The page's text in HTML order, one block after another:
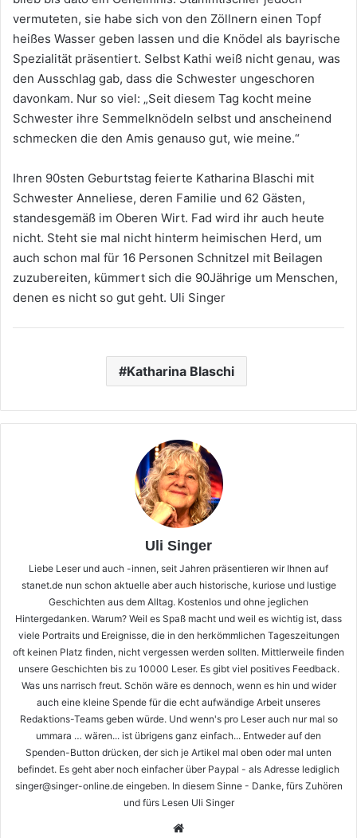
vermuteten, sie habe sich von den Zöllnern einen Topf
heißes Wasser geben lassen und die Knödel als bayrische
Spezialität präsentiert. Selbst Kathi weiß nicht genau, was
den Ausschlag gab, dass die Schwester ungeschoren
davonkam. Nur so viel: „Seit diesem Tag kocht meine
Schwester ihre Semmelknödeln selbst und anscheinend
schmecken die den Amis genauso gut, wie meine.“
Ihren 90sten Geburtstag feierte Katharina Blaschi mit
Schwester Anneliese, deren Familie und 62 Gästen,
standesgemäß im Oberen Wirt. Fad wird ihr auch heute
nicht. Steht sie mal nicht hinterm heimischen Herd, um
auch schon mal für 16 Personen Schnitzel mit Beilagen
zuzubereiten, kümmert sich die 90Jährige um Menschen,
denen es nicht so gut geht. Uli Singer
Katharina Blaschi
Uli Singer
Liebe Leser und auch -innen, seit Jahren präsentieren wir Ihnen auf
stanet.de nun schon aktuelle aber auch historische, kuriose und lustige
Geschichten aus dem Alltag. Kostenlos und ohne jeglichen
Hintergedanken. Warum? Weil es Spaß macht und weil es wichtig ist, dass
viele Portraits und Ereignisse, die in den herkömmlichen Tageszeitungen
oft keinen Platz finden, nicht vergessen werden sollten. Mittlerweile finden
unsere Geschichten bis zu 10000 Leser. Es gibt viel positives Feedback.
Was uns narrisch freut. Schön wäre es dennoch, wenn es hin und wider
auch eine kleine Spende für die echt aufwändige Arbeit unseres
Redaktions-Teams geben würde. Und wenn's pro Leser auch nur mal so
ummara … wären... ist übrigens ganz einfach... Entweder auf den
Spenden-Button drücken, der sich je Artikel mal oben oder mal unten
befindet. Es geht aber noch einfacher über Paypal - als Adresse lediglich
singer@singer-online.de eingeben. In diesem Sinne - Danke, fürs Zuhören
und fürs Lesen Uli Singer